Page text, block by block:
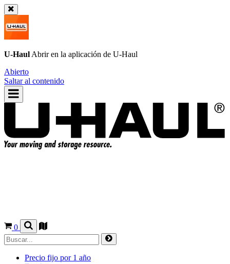
U-Haul Abrir en la aplicación de U-Haul
Abierto
Saltar al contenido
0
Precio fijo por 1 año